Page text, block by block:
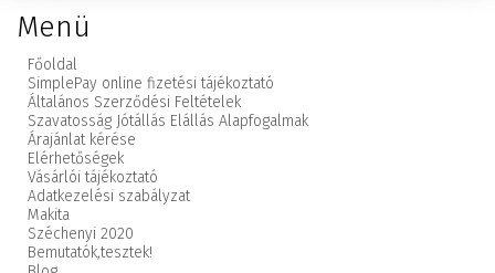
Menü
Főoldal
SimplePay online fizetési tájékoztató
Általános Szerződési Feltételek
Szavatosság Jótállás Elállás Alapfogalmak
Árajánlat kérése
Elérhetőségek
Vásárlói tájékoztató
Adatkezelési szabályzat
Makita
Széchenyi 2020
Bemutatók,tesztek!